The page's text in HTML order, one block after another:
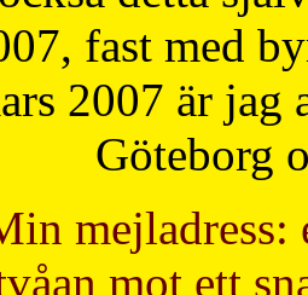
fast med
2007 är
Göteborg
mejladress:
mot ett